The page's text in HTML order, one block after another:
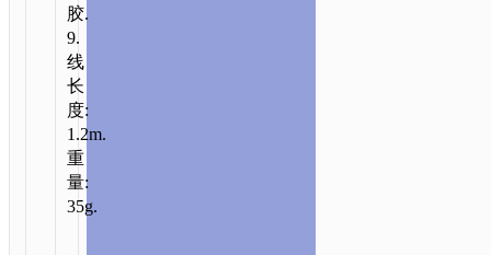
胶.
9.
线
长
度:
1.2m.
重
量:
35g.